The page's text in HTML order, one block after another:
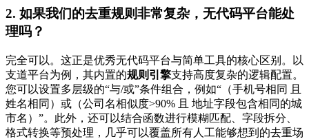
2. 如果我们的去重规则非常复杂，无代码平台能处
理吗？
完全可以。这正是优秀无代码平台与简单工具的核心区别。以
支道平台为例，其内置的规则引擎支持高度复杂的逻辑配置。
您可以设置多层级的“与/或”条件组合，例如“（手机号相同 且
姓名相同）或（公司名相似度>90% 且 地址字段包含相同的城
市名）”。此外，还可以结合函数进行模糊匹配、字段拆分、
格式转换等预处理，几乎可以覆盖所有人工能够想到的去重场